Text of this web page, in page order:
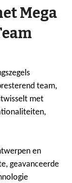
Mega
team,
met
en
geavanceerde